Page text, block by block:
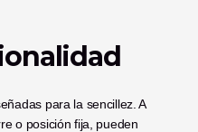
para la sencillez. A
o posición fija, pueden